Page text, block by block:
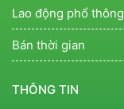
Lao động phổ thông
Bán thời gian
THÔNG TIN